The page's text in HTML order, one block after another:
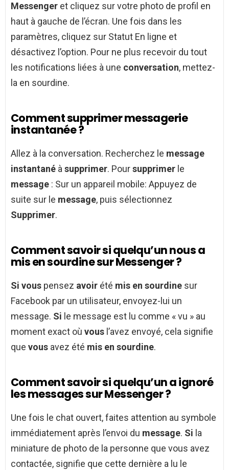
Messenger et cliquez sur votre photo de profil en
haut à gauche de l’écran. Une fois dans les
paramètres, cliquez sur Statut En ligne et
désactivez l’option. Pour ne plus recevoir du tout
les notifications liées à une conversation, mettez-
la en sourdine.
Comment supprimer messagerie
instantanée ?
Allez à la conversation. Recherchez le message
instantané àsupprimer. Poursupprimer le
message : Sur un appareil mobile: Appuyez de
suite sur le message, puis sélectionnez
Supprimer.
Comment savoir si quelqu’un nous a
mis en sourdine sur Messenger ?
Si vous pensez avoir été mis en sourdine sur
Facebook par un utilisateur, envoyez-lui un
message. Si le message est lu comme « vu » au
moment exact où vous l’avez envoyé, cela signifie
que vous avez été mis en sourdine.
Comment savoir si quelqu’un a ignoré
les messages sur Messenger ?
Une fois le chat ouvert, faites attention au symbole
immédiatement après l’envoi du message. Si la
miniature de photo de la personne que vous avez
contactée, signifie que cette dernière a lu le